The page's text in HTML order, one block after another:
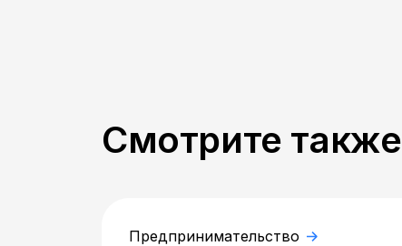
Смотрите также
Предпринимательство